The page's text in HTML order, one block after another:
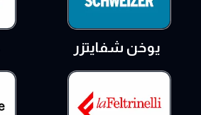
يوخن شفايتزر